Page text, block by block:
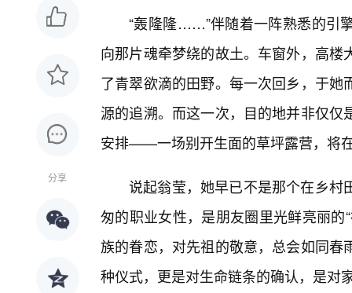
分享
“轰隆隆……”伴随着一阵熟悉的引
向那片魂牵梦绕的故土。车窗外，高
了青翠欲滴的田野。每一次回乡，于
源的追溯。而这一次，目的地并非仅
安排——一场别开生面的草坪露营，将
说起翁莹，她早已不是那个在乡村
匆的职业女性，是朋友圈里光鲜亮丽
族的眷恋，对先祖的敬意，总会如同
种仪式，更是对生命链条的确认，是对